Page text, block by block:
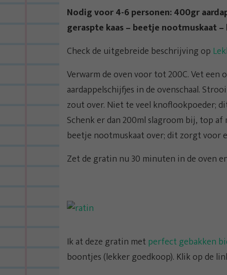
Nodig voor 4-6 personen: 400gr
geraspte kaas – beetje nootmuskaat
Check de uitgebreide beschrijving op
Verwarm de oven voor tot 200C. Vet een
aardappelschijfjes in de ovenschaal.
zout over. Niet te veel knoflookpoeder;
Schenk er dan 200ml slagroom bij, top
beetje nootmuskaat over; dit zorgt voor
Zet de gratin nu 30 minuten in de oven
Ik at deze gratin met perfect gebakken
boontjes (lekker goedkoop). Klik op de